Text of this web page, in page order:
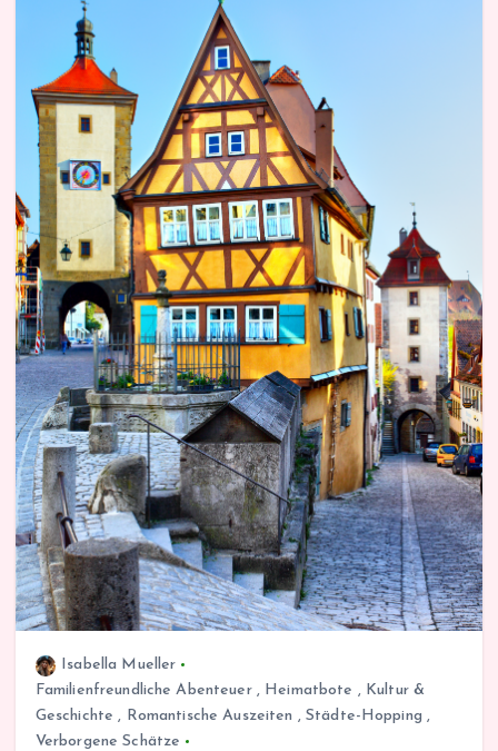
Isabella Mueller
Familienfreundliche Abenteuer, Heimatbote , Kultur &
Geschichte , Romantische Auszeiten , Städte-Hopping ,
Verborgene Schätze